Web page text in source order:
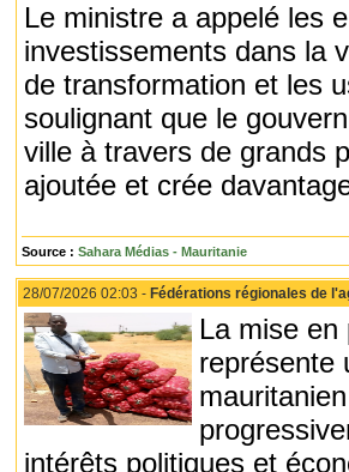
Le ministre a appelé les
investissements dans la
de transformation et les
soulignant que le
ville à travers de grands
ajoutée et crée
Source : Sahara Médias - Mauritanie
28/07/2026 02:03 - Fédérations régionales de
La mise en
représente
intérêts politiques et